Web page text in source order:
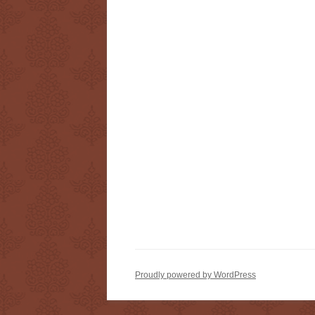
Proudly powered by WordPress